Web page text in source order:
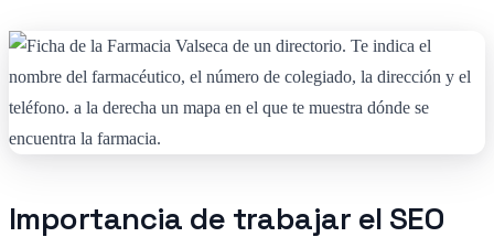
Importancia de trabajar el SEO